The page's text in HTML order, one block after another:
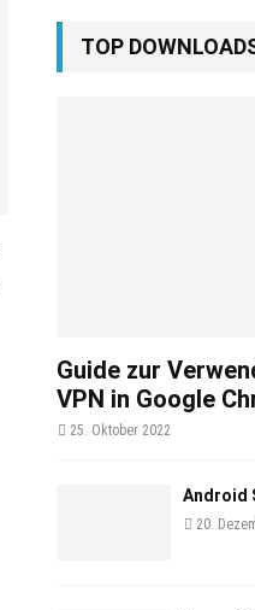
TOP
Guide zur
VPN in Google
25. Oktober 2022
Android
20.